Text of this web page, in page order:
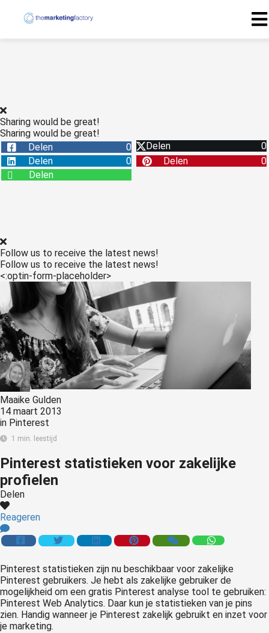
Sharing would be great!
Sharing would be great!
Delen
0 Delen
0
Delen
0 Delen
0
Delen
Follow us to receive the latest news!
Follow us to receive the latest news!
<:optin-form-placeholder>
Maaike Gulden
14 maart 2013
in Pinterest
1 min. leestijd
Pinterest statistieken voor zakelijke
profielen
Delen
Reageren
Pinterest statistieken zijn nu beschikbaar voor zakelijke
Pinterest gebruikers. Je hebt als zakelijke gebruiker de
mogelijkheid om een gratis Pinterest analyse tool te gebruiken:
Pinterest Web Analytics. Daar kun je statistieken van je pins
zien. Handig wanneer je Pinterest zakelijk gebruikt en inzet voor
je marketing.